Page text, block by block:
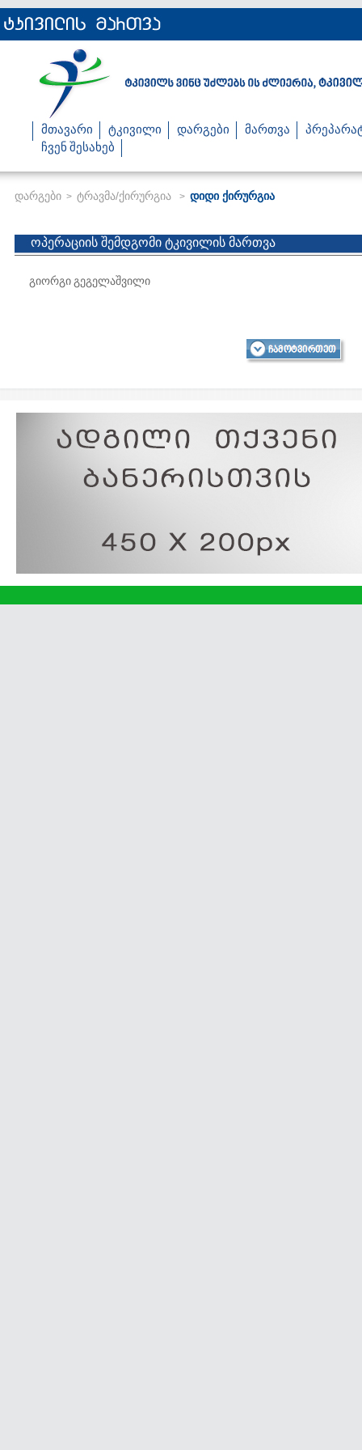
მთავარი ტკივილი დარგები მართვა
ჩვენ შესახებ
დარგები > ტრავმა/ქირურგია > დიდი ქირურგია
ოპერაციის შემდგომი ტკივილის მართვა
გიორგი გეგელაშვილი